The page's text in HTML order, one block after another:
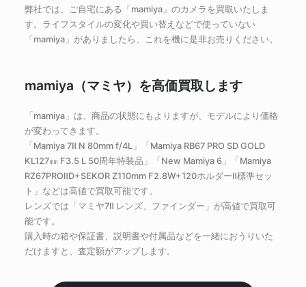
弊社では、ご自宅にある「mamiya」のカメラを買取いたしま
す。ライフスタイルの変化や買い替えなどで使っていない
「mamiya」がありましたら、これを機に是非お売りください。
mamiya（マミヤ）を高価買取します
「mamiya」は、商品の状態にもよりますが、モデルにより価格
が変わってきます。
「Mamiya 7Ⅱ N 80mm f/4L」「Mamiya RB67 PRO SD GOLD
KL127㎜ F3.5 L 50周年特装品」「New Mamiya 6」「Mamiya
RZ67PROⅡD+SEKOR Z110mm F2.8W+120ホルダーⅡ標準セッ
ト」などは高値で買取可能です。
レンズでは「マミヤ7Ⅱ レンズ、ファインダー」が高値で買取可
能です。
購入時の箱や保証書、説明書や付属品などを一緒におうりいた
だけますと、査定額がアップします。